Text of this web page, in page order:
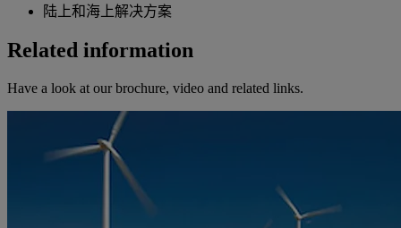
陆上和海上解决方案
Related information
Have a look at our brochure, video and related links.